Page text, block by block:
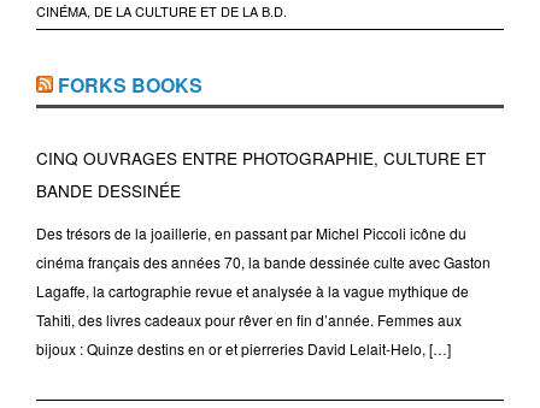
CINÉMA, DE LA CULTURE ET DE LA B.D.
FORKS BOOKS
CINQ OUVRAGES ENTRE PHOTOGRAPHIE, CULTURE ET
BANDE DESSINÉE
Des trésors de la joaillerie, en passant par Michel Piccoli icône du
cinéma français des années 70, la bande dessinée culte avec Gaston
Lagaffe, la cartographie revue et analysée à la vague mythique de
Tahiti, des livres cadeaux pour rêver en fin d’année. Femmes aux
bijoux : Quinze destins en or et pierreries David Lelait-Helo, […]